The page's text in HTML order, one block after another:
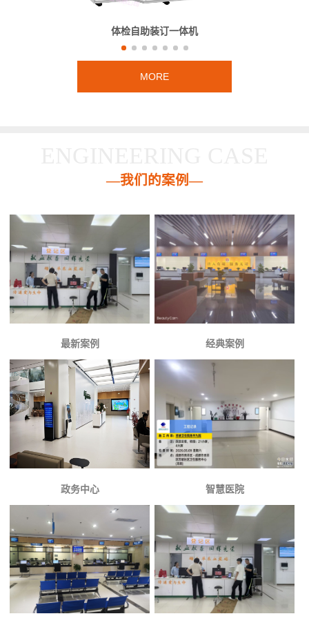
体检自助装订一体机
MORE
—我们的案例—
最新案例 经典案例
政务中心 智慧医院